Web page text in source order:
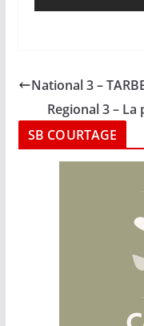
National 3 –
Regional 3 –
SB COURTAGE